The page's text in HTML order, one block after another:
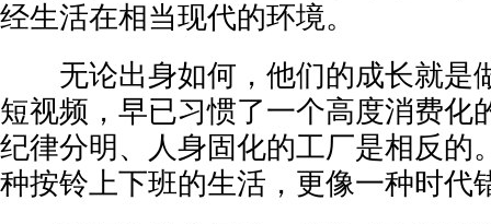
经生活在相当现代的环境。
无论出身如何，他们的成长就是
短视频，早已习惯了一个高度消费化
纪律分明、人身固化的工厂是相反的
种按铃上下班的生活，更像一种时代